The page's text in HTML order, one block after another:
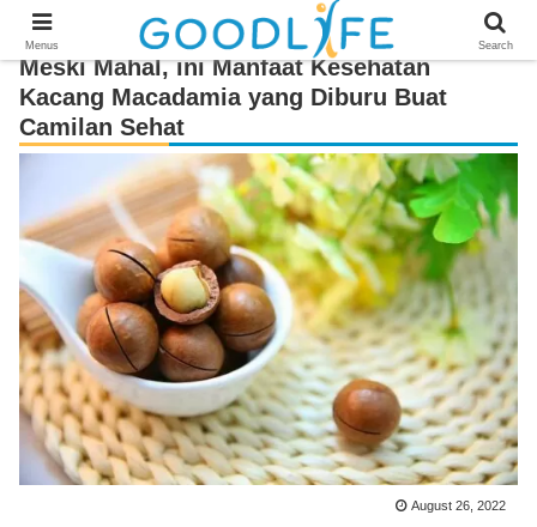
Meski Mahal, ini Manfaat Kesehatan
Kacang Macadamia yang Diburu Buat
Camilan Sehat
August 26, 2022
Menus Search